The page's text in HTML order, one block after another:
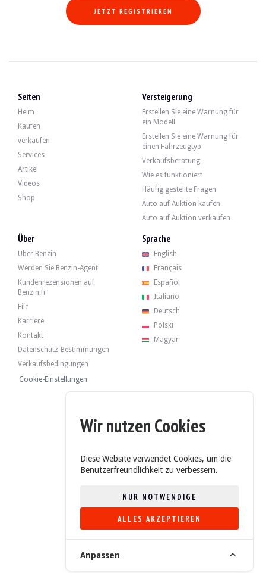
Jaguar XE S 3.0 V6 - 2016
Peugeot 208 GTI - 2014
BMW 330ci e46 cabriolet - 2002
Ferrari 458 Italia - 2013
Peugeot 205 Gentry - 1991
Brough Superior Lawrence - 2022
Ducati Panigale V4 Spéciale (503/1500) - 2018
Aston Martin X Brough Superior AMB 001 PRO - 2023
BMW 323ti e36 Compact 95k km - 1998
BMW Z4 2.0i - 2008
JETZT REGISTRIEREN
Seiten
Heim
Kaufen
verkaufen
Services
Artikel
Videos
Shop
Versteigerung
Erstellen Sie eine Warnung für
ein Modell
Erstellen Sie eine Warnung für
einen Fahrzeugtyp
Verkaufsberatung
Wie es funktioniert
Häufig gestellte Fragen
Auto auf Auktion kaufen
Auto auf Auktion verkaufen
Über
Über Benzin
Werden Sie Benzin-Agent
Kundenrezensionen auf
Benzin.fr
Eile
Karriere
Kontakt
Datenschutz-Bestimmungen
Verkaufsbedingungen
Cookie-Einstellungen
Sprache
English
Français
Español
Italiano
Deutsch
Polski
Magyar
4.6/5 (235 Bewertungen)
Wir nutzen Cookies
Diese Website verwendet Cookies, um die
Benutzerfreundlichkeit zu verbessern.
NUR NOTWENDIGE
ALLES AKZEPTIEREN
Anpassen